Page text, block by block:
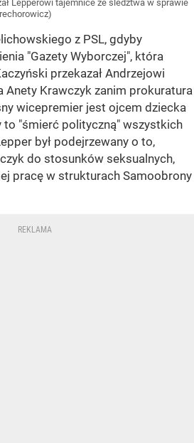
Lepperowi tajemnice ze śledztwa w sprawie
z PSL, gdyby
"Gazety Wyborczej", która
przekazał Andrzejowi
Anety Krawczyk zanim prokuratura
wicepremier jest ojcem dziecka
to "śmierć polityczną" wszystkich
był podejrzewany o to,
do stosunków seksualnych,
pracę w strukturach Samoobrony